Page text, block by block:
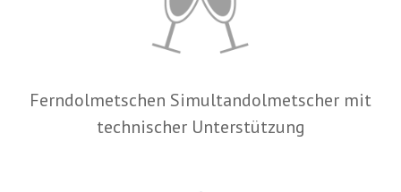
Ferndolmetschen Simultandolmetscher mit
technischer Unterstützung